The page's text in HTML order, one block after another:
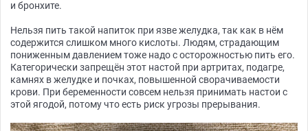
и бронхите.
Нельзя пить такой напиток при язве желудка, так как в нём
содержится слишком много кислоты. Людям, страдающим
пониженным давлением тоже надо с осторожностью пить его.
Категорически запрещён этот настой при артритах, подагре,
камнях в желудке и почках, повышенной сворачиваемости
крови. При беременности совсем нельзя принимать настои с
этой ягодой, потому что есть риск угрозы прерывания.